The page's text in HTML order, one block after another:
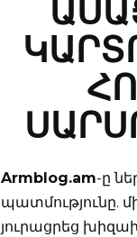
Armblog.am-ը
պատմությունը.
յուրացրեց